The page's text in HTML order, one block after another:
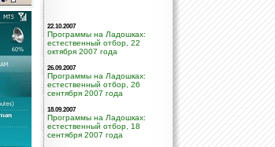
22.10.2007
Программы на Ладошках:
естественный отбор, 22
октября 2007 года
26.09.2007
Программы на Ладошках:
естественный отбор, 26
сентября 2007 года
18.09.2007
Программы на Ладошках:
естественный отбор, 18
сентября 2007 года